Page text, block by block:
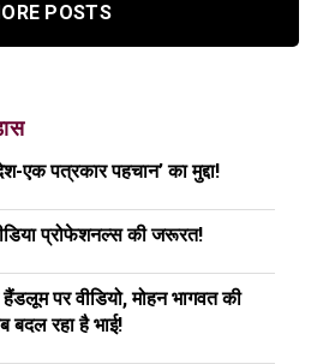
POSTS
एक पत्रकार पहचान’ का मुद्दा!
प्रोफेशनल्स की जरूरत!
हैंडलूम पर वीडियो, मोहन भागवत की
बदल रहा है भाई!